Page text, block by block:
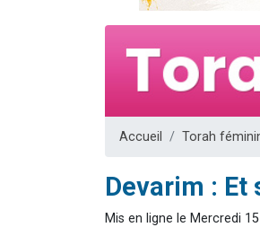
Accueil Torah
Devarim : Et
Mis en ligne le Mercredi